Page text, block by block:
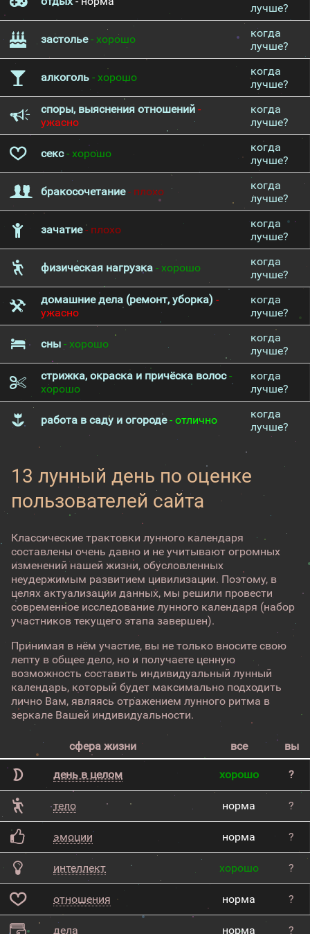
лучше?
застолье- хорошо
когда
лучше?
алкоголь - хорошо
когда
лучше?
споры, выяснения отношений -
ужасно
когда
лучше?
секс- хорошо
когда
лучше?
бракосочетание- плохо
когда
лучше?
зачатие- плохо
когда
лучше?
физическая нагрузка - хорошо
когда
лучше?
домашние дела (ремонт, уборка) -
ужасно
когда
лучше?
сны - хорошо
когда
лучше?
стрижка, окраска и причёска волос-
хорошо
когда
лучше?
работа в саду и огороде- отлично
когда
лучше?
13 лунный день по оценке
пользователей сайта
Классические трактовки лунного календаря
составлены очень давно и не учитывают огромных
изменений нашей жизни, обусловленных
неудержимым развитием цивилизации. Поэтому, в
целях актуализации данных, мы решили провести
современное исследование лунного календаря (набор
участников текущего этапа завершен).
Принимая в нём участие, вы не только вносите свою
лепту в общее дело, но и получаете ценную
возможность составить индивидуальный лунный
календарь, который будет максимально подходить
лично Вам, являясь отражением лунного ритма в
зеркале Вашей индивидуальности.
сфера жизни все вы
день в целом хорошо ?
тело норма ?
эмоции норма ?
интеллект хорошо ?
отношения норма ?
дела норма ?